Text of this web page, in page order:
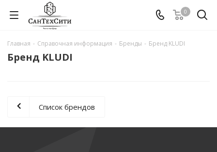
0
Главная - Справочная информация - Бренды - Бренд KLUDI
Бренд KLUDI
Список брендов